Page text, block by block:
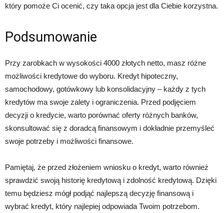
który pomoże Ci ocenić, czy taka opcja jest dla Ciebie korzystna.
Podsumowanie
Przy zarobkach w wysokości 4000 złotych netto, masz różne
możliwości kredytowe do wyboru. Kredyt hipoteczny,
samochodowy, gotówkowy lub konsolidacyjny – każdy z tych
kredytów ma swoje zalety i ograniczenia. Przed podjęciem
decyzji o kredycie, warto porównać oferty różnych banków,
skonsultować się z doradcą finansowym i dokładnie przemyśleć
swoje potrzeby i możliwości finansowe.
Pamiętaj, że przed złożeniem wniosku o kredyt, warto również
sprawdzić swoją historię kredytową i zdolność kredytową. Dzięki
temu będziesz mógł podjąć najlepszą decyzję finansową i
wybrać kredyt, który najlepiej odpowiada Twoim potrzebom.